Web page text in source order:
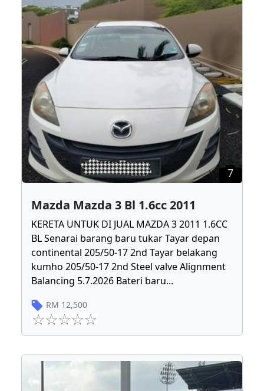
7
Mazda Mazda 3 Bl 1.6cc 2011
KERETA UNTUK DI JUAL MAZDA 3 2011 1.6CC
BL Senarai barang baru tukar Tayar depan
continental 205/50-17 2nd Tayar belakang
kumho 205/50-17 2nd Steel valve Alignment
Balancing 5.7.2026 Bateri baru...
RM 12,500